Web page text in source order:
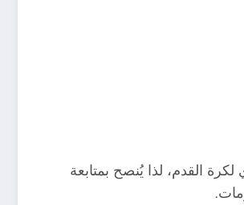
القدم، لذا يُنصح بمتابعة